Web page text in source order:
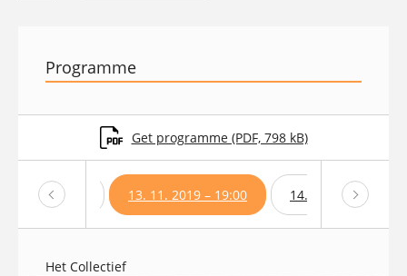
Programme
Get programme (PDF, 798 kB)
2019 – 17:00 13. 11. 2019 – 19:00 14. 11. 2019 –
Het Collectief